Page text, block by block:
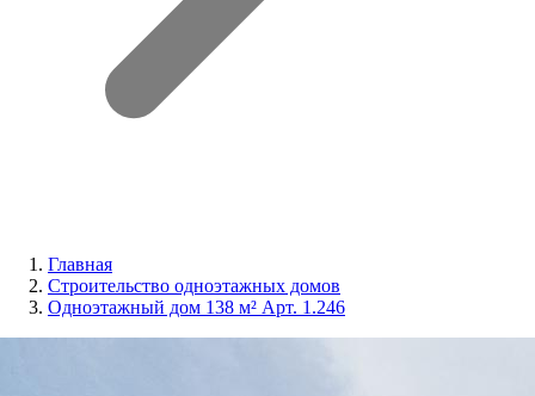
Главная
Строительство одноэтажных домов
Одноэтажный дом 138 м² Арт. 1.246